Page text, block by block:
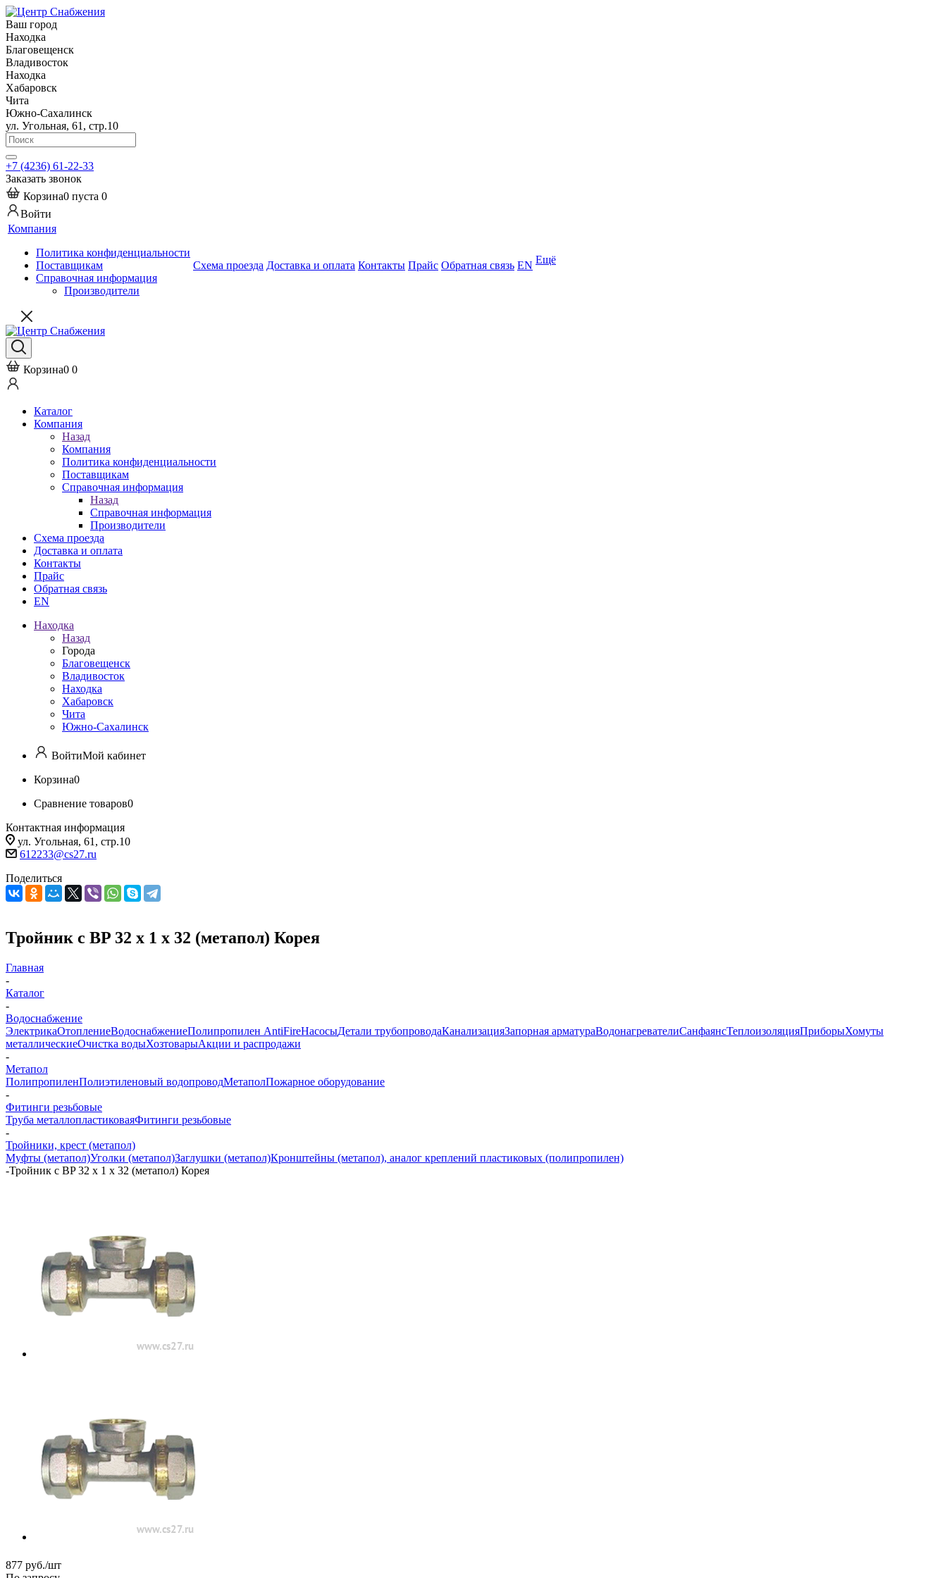
Ваш город
Находка
Благовещенск
Владивосток
Находка
Хабаровск
Чита
Южно-Сахалинск
ул. Угольная, 61, стр.10
+7 (4236) 61-22-33
Заказать звонок
Корзина0 пуста 0
Войти
Компания
Политика конфиденциальности
Поставщикам
Справочная информация
Производители
Схема проезда Доставка и оплата Контакты Прайс Обратная связь EN Ещё
Корзина0 0
Каталог
Компания
Назад
Компания
Политика конфиденциальности
Поставщикам
Справочная информация
Назад
Справочная информация
Производители
Схема проезда
Доставка и оплата
Контакты
Прайс
Обратная связь
EN
Находка
Назад
Города
Благовещенск
Владивосток
Находка
Хабаровск
Чита
Южно-Сахалинск
ВойтиМой кабинет
Корзина0
Сравнение товаров0
Контактная информация
ул. Угольная, 61, стр.10
612233@cs27.ru
Поделиться
Тройник с BP 32 х 1 х 32 (метапол) Корея
Главная
-
Каталог
-
Водоснабжение
ЭлектрикаОтоплениеВодоснабжениеПолипропилен AntiFireНасосыДетали трубопроводаКанализацияЗапорная арматураВодонагревателиСанфаянсТеплоизоляцияПриборыХомуты
металлическиеОчистка водыХозтоварыАкции и распродажи
-
Метапол
ПолипропиленПолиэтиленовый водопроводМетаполПожарное оборудование
-
Фитинги резьбовые
Труба металлопластиковаяФитинги резьбовые
-
Тройники, крест (метапол)
Муфты (метапол)Уголки (метапол)Заглушки (метапол)Кронштейны (метапол), аналог креплений пластиковых (полипропилен)
-Тройник с BP 32 х 1 х 32 (метапол) Корея
877 руб./шт